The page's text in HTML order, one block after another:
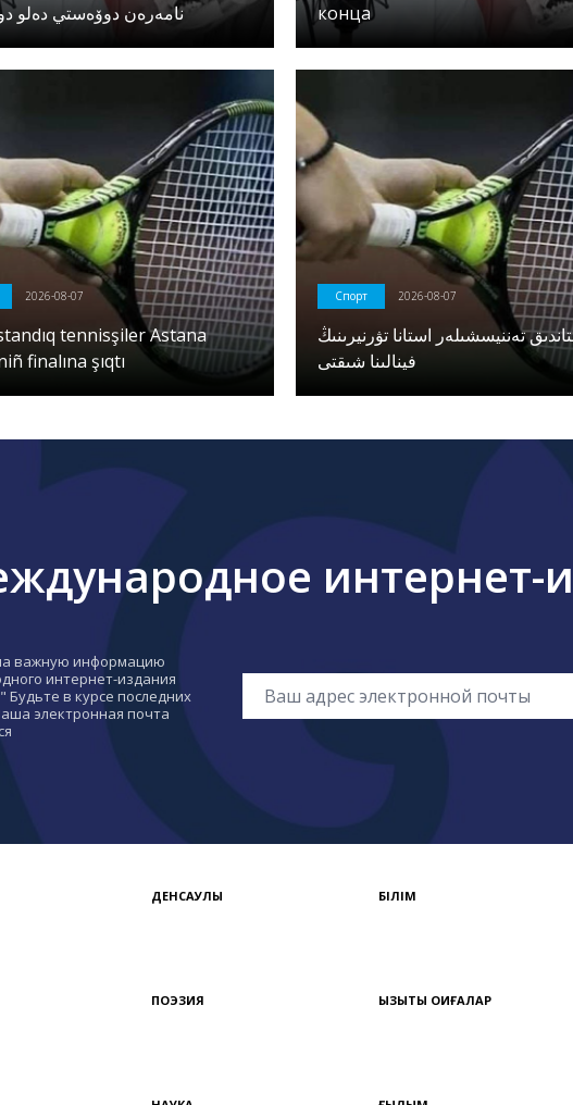
نامەرەن دوۆەستي دەلو
конца
2026-08-07
tennisşiler Astana
finalına şıqtı
Спорт 2026-08-07
تەننيسشىلەر استانا تۋرنيرىنىڭ
فينالىنا شىقتى
интернет-
важную информацию
интернет-издания
Будьте в курсе последних
электронная почта
ДЕНСАУЛЫҚ БІЛІМ
ПОЭЗИЯ ҚЫЗЫҚТЫ ОҚИҒАЛАР